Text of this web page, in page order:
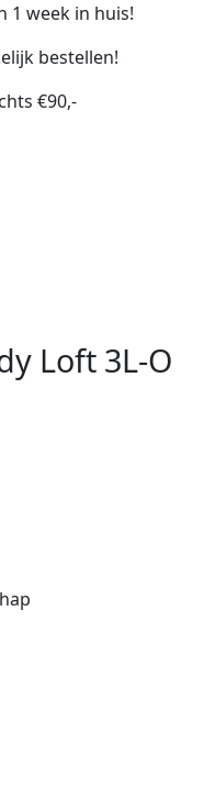
1 week in huis!
bestellen!
€90,-
Loft 3L-O